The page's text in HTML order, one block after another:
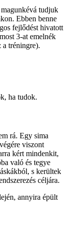
tudjuk
Ebben benne
fejlődést hivatott
3-at emelnék
a tréningre).
ha tudok.
rá. Egy sima
viszont
kért mindenkit,
való és tegye
s kerültek
céljára.
annyira épült